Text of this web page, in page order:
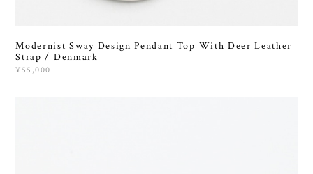
Modernist Sway Design Pendant Top With Deer Leather
Strap / Denmark
¥55,000